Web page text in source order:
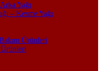
Yağı
– Kesme Yağı
Ürünleri